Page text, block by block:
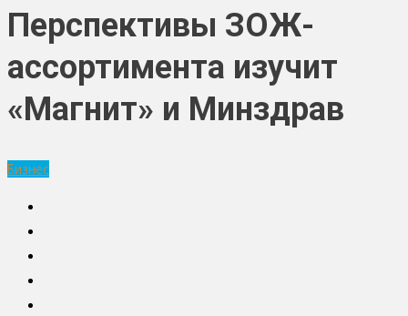
Перспективы ЗОЖ-
ассортимента изучит
«Магнит» и Минздрав
Бизнес